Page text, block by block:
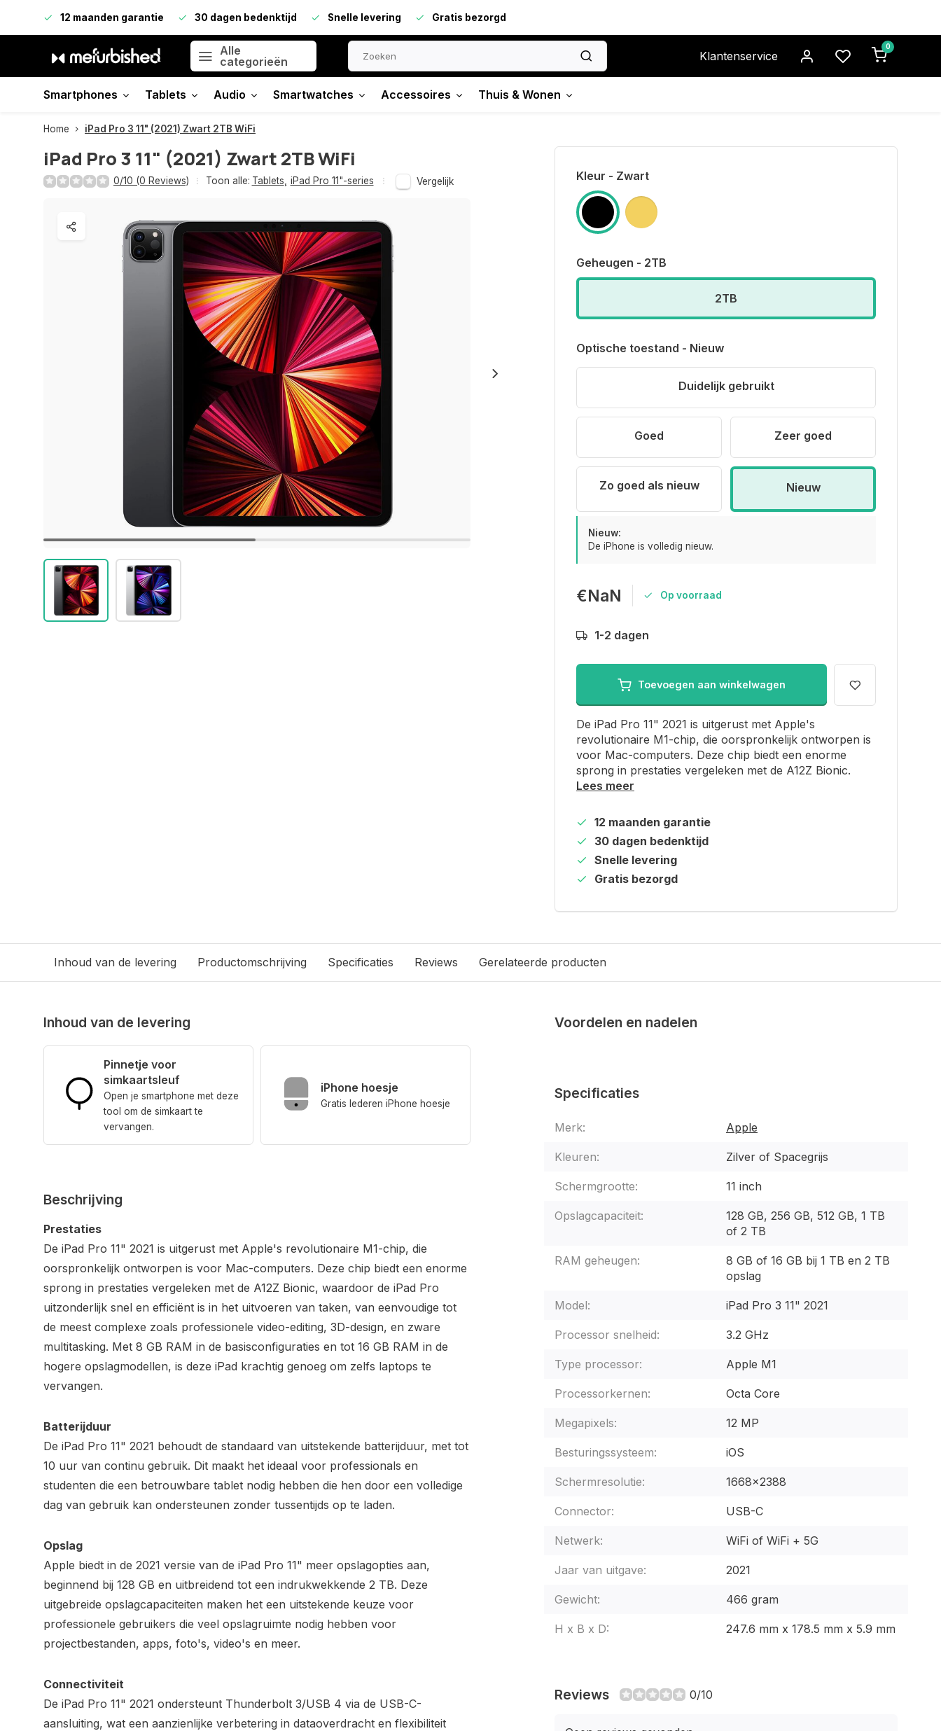
12 maanden garantie 30 dagen bedenktijd Snelle levering Gratis bezorgd
Alle
categorieën
Klantenservice
0
Smartphones Tablets Audio Smartwatches Accessoires Thuis & Wonen
Home iPad Pro 3 11" (2021) Zwart 2TB WiFi
iPad Pro 3 11" (2021) Zwart 2TB WiFi
0/10 (0 Reviews) Toon alle: Tablets iPad Pro 11"-series Vergelijk Kleur - Zwart
Geheugen - 2TB
2TB
Optische toestand - Nieuw
Duidelijk gebruikt
Goed Zeer goed
Zo goed als nieuw Nieuw
Nieuw:
De iPhone is volledig nieuw.
€NaN Op voorraad
1-2 dagen
Toevoegen aan winkelwagen
De iPad Pro 11" 2021 is uitgerust met Apple's
revolutionaire M1-chip, die oorspronkelijk ontworpen is
voor Mac-computers. Deze chip biedt een enorme
sprong in prestaties vergeleken met de A12Z Bionic.
Lees meer
12 maanden garantie
30 dagen bedenktijd
Snelle levering
Gratis bezorgd
Inhoud van de levering Productomschrijving Specificaties Reviews Gerelateerde producten
Inhoud van de levering
Pinnetje voor
simkaartsleuf
Open je smartphone met deze
tool om de simkaart te
vervangen.
iPhone hoesje
Gratis lederen iPhone hoesje
Beschrijving
Prestaties
De iPad Pro 11" 2021 is uitgerust met Apple's revolutionaire M1-chip, die
oorspronkelijk ontworpen is voor Mac-computers. Deze chip biedt een enorme
sprong in prestaties vergeleken met de A12Z Bionic, waardoor de iPad Pro
uitzonderlijk snel en efficiënt is in het uitvoeren van taken, van eenvoudige tot
de meest complexe zoals professionele video-editing, 3D-design, en zware
multitasking. Met 8 GB RAM in de basisconfiguraties en tot 16 GB RAM in de
hogere opslagmodellen, is deze iPad krachtig genoeg om zelfs laptops te
vervangen.
Batterijduur
De iPad Pro 11" 2021 behoudt de standaard van uitstekende batterijduur, met tot
10 uur van continu gebruik. Dit maakt het ideaal voor professionals en
studenten die een betrouwbare tablet nodig hebben die hen door een volledige
dag van gebruik kan ondersteunen zonder tussentijds op te laden.
Opslag
Apple biedt in de 2021 versie van de iPad Pro 11" meer opslagopties aan,
beginnend bij 128 GB en uitbreidend tot een indrukwekkende 2 TB. Deze
uitgebreide opslagcapaciteiten maken het een uitstekende keuze voor
professionele gebruikers die veel opslagruimte nodig hebben voor
projectbestanden, apps, foto's, video's en meer.
Connectiviteit
De iPad Pro 11" 2021 ondersteunt Thunderbolt 3/USB 4 via de USB-C-
aansluiting, wat een aanzienlijke verbetering in dataoverdracht en flexibiliteit
Voordelen en nadelen
Specificaties
Merk: Apple
Kleuren: Zilver of Spacegrijs
Schermgrootte: 11 inch
Opslagcapaciteit:
128 GB, 256 GB, 512 GB, 1 TB
of 2 TB
RAM geheugen:
8 GB of 16 GB bij 1 TB en 2 TB
opslag
Model: iPad Pro 3 11" 2021
Processor snelheid: 3.2 GHz
Type processor: Apple M1
Processorkernen: Octa Core
Megapixels: 12 MP
Besturingssysteem: iOS
Schermresolutie: 1668x2388
Connector: USB-C
Netwerk: WiFi of WiFi + 5G
Jaar van uitgave: 2021
Gewicht: 466 gram
H x B x D: 247.6 mm x 178.5 mm x 5.9 mm
Reviews 0/10